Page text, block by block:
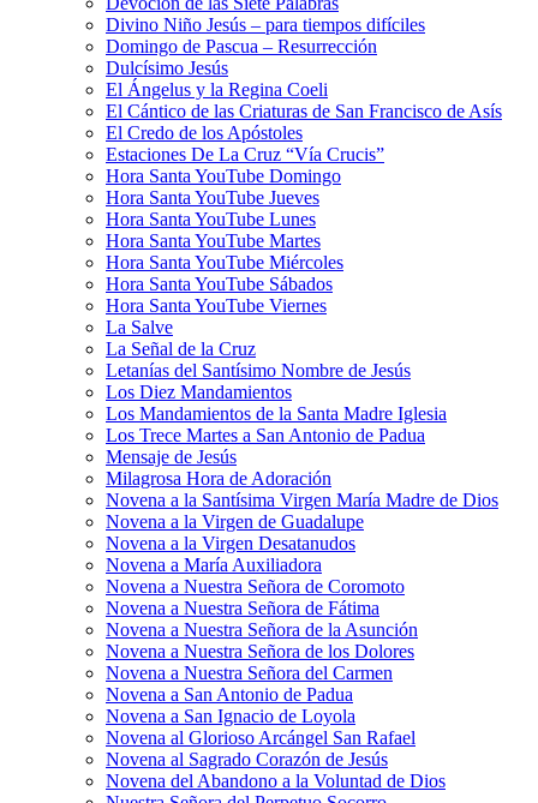
Divino Niño Jesús – para tiempos difíciles
Domingo de Pascua – Resurrección
Dulcísimo Jesús
El Ángelus y la Regina Coeli
El Cántico de las Criaturas de San Francisco de Asís
El Credo de los Apóstoles
Estaciones De La Cruz “Vía Crucis”
Hora Santa YouTube Domingo
Hora Santa YouTube Jueves
Hora Santa YouTube Lunes
Hora Santa YouTube Martes
Hora Santa YouTube Miércoles
Hora Santa YouTube Sábados
Hora Santa YouTube Viernes
La Salve
La Señal de la Cruz
Letanías del Santísimo Nombre de Jesús
Los Diez Mandamientos
Los Mandamientos de la Santa Madre Iglesia
Los Trece Martes a San Antonio de Padua
Mensaje de Jesús
Milagrosa Hora de Adoración
Novena a la Santísima Virgen María Madre de Dios
Novena a la Virgen de Guadalupe
Novena a la Virgen Desatanudos
Novena a María Auxiliadora
Novena a Nuestra Señora de Coromoto
Novena a Nuestra Señora de Fátima
Novena a Nuestra Señora de la Asunción
Novena a Nuestra Señora de los Dolores
Novena a Nuestra Señora del Carmen
Novena a San Antonio de Padua
Novena a San Ignacio de Loyola
Novena al Glorioso Arcángel San Rafael
Novena al Sagrado Corazón de Jesús
Novena del Abandono a la Voluntad de Dios